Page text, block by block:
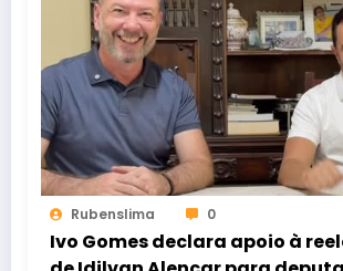
Rubenslima 0
Ivo Gomes declara apoio à